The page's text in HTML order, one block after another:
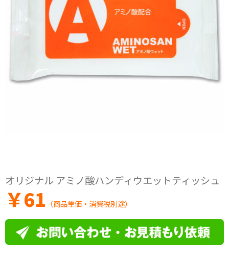
オリジナル アミノ酸ハンディウエットティッシュ
￥61 （商品単価・消費税別途）